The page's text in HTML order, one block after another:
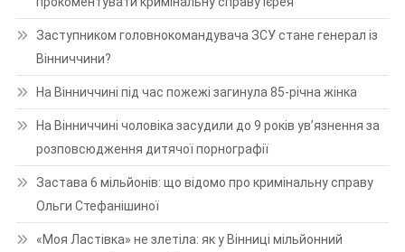
Заступником головнокомандувача ЗСУ стане генерал із
Вінниччини?
На Вінниччині під час пожежі загинула 85-річна жінка
На Вінниччині чоловіка засудили до 9 років ув’язнення за
розповсюдження дитячої порнографії
Застава 6 мільйонів: що відомо про кримінальну справу
Ольги Стефанішиної
«Моя Ластівка» не злетіла: як у Вінниці мільйонний